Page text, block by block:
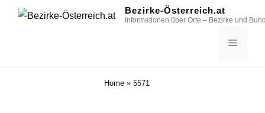
Zum
Bezirke-Österreich.at
Informationen über Orte – Bezirke und
Menü
Home» 5571